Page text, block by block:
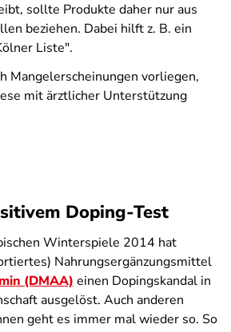
sollte Produkte daher nur aus
beziehen. Dabei hilft z. B. ein
Liste".
Mangelerscheinungen vorliegen,
mit ärztlicher Unterstützung
Doping-Test
Winterspiele 2014 hat
Nahrungs­ergänzungs­mittel
(DMAA) einen Dopingskandal in
ausgelöst. Auch anderen
geht es immer mal wieder so. So